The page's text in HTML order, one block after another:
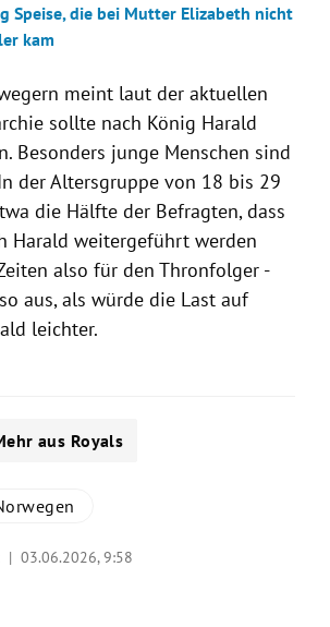
Speise, die bei Mutter Elizabeth nicht
kam
meint laut der aktuellen
sollte nach König Harald
Besonders junge Menschen sind
der Altersgruppe von 18 bis 29
die Hälfte der Befragten, dass
Harald weitergeführt werden
also für den Thronfolger -
aus, als würde die Last auf
leichter.
aus Royals
| 03.06.2026, 9:58